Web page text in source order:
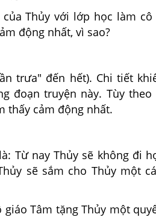
Thủy với lớp học làm cô
động nhất, vì sao?
trưa" đến hết). Chi tiết
đoạn truyện này. Tùy theo
thấy cảm động nhất.
Từ nay Thủy sẽ không đi
sẽ sắm cho Thủy một
Tâm tặng Thủy một